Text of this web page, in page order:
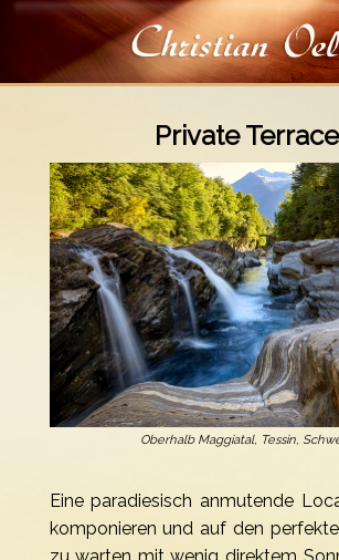
Private Terrace
Oberhalb Maggiatal, Tessin,
Eine paradiesisch anmutende
komponieren und auf den